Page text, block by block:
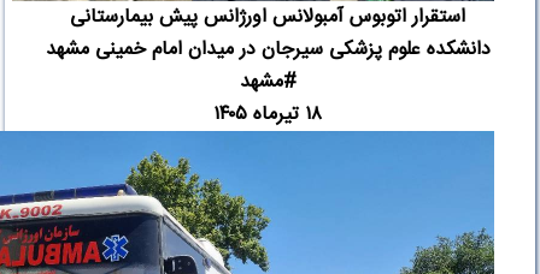
استقرار اتوبوس آمبولانس اورژانس پیش بیمارستانی
دانشکده علوم پزشکی سیرجان در میدان امام خمینی مشهد
#مشهد
۱۸ تیرماه ۱۴۰۵